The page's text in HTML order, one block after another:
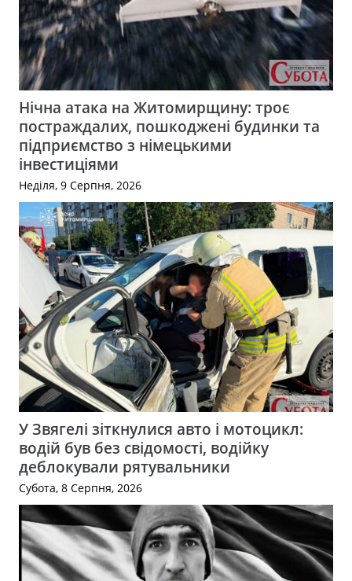
Нічна атака на Житомирщину: троє
постраждалих, пошкоджені будинки та
підприємство з німецькими
інвестиціями
Неділя, 9 Серпня, 2026
У Звягелі зіткнулися авто і мотоцикл:
водій був без свідомості, водійку
деблокували рятувальники
Субота, 8 Серпня, 2026